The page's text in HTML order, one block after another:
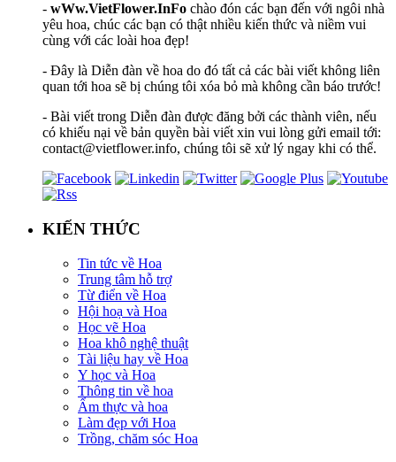
- wWw.VietFlower.InFo chào đón các bạn đến với ngôi nhà
yêu hoa, chúc các bạn có thật nhiều kiến thức và niềm vui
cùng với các loài hoa đẹp!
- Đây là Diễn đàn về hoa do đó tất cả các bài viết không liên
quan tới hoa sẽ bị chúng tôi xóa bỏ mà không cần báo trước!
- Bài viết trong Diễn đàn được đăng bởi các thành viên, nếu
có khiếu nại về bản quyền bài viết xin vui lòng gửi email tới:
contact@vietflower.info, chúng tôi sẽ xử lý ngay khi có thể.
KIẾN THỨC
Tin tức về Hoa
Trung tâm hỗ trợ
Từ điển về Hoa
Hội hoạ và Hoa
Học vẽ Hoa
Hoa khô nghệ thuật
Tài liệu hay về Hoa
Y học và Hoa
Thông tin về hoa
Ẩm thực và hoa
Làm đẹp với Hoa
Trồng, chăm sóc Hoa